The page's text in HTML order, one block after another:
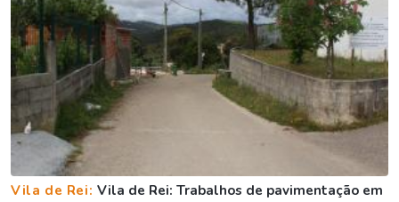
Vila de Rei: Vila de Rei: Trabalhos de pavimentação em